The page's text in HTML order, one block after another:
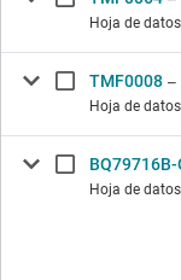
Hoja de
TMF0008
Hoja de
BQ79716B-
Hoja de